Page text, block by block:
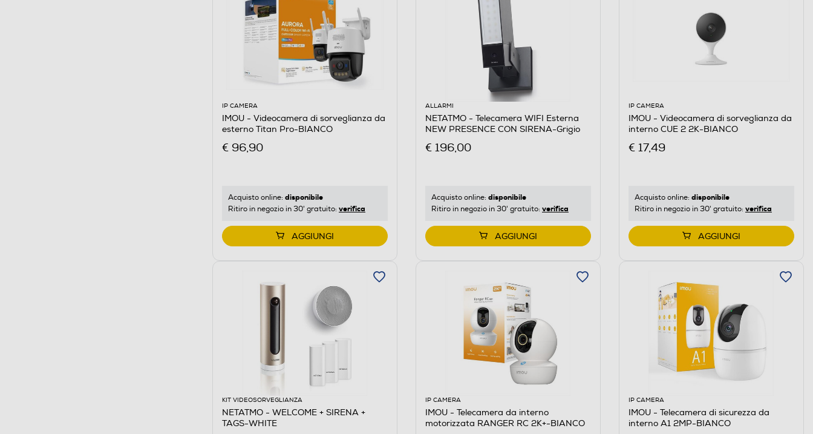
IP CAMERA
IMOU - Videocamera di sorveglianza da
esterno Titan Pro-BIANCO
€ 96,90
Acquisto online: disponibile
Ritiro in negozio in 30' gratuito: verifica
AGGIUNGI
ALLARMI
NETATMO - Telecamera WIFI Esterna
NEW PRESENCE CON SIRENA-Grigio
€ 196,00
Acquisto online: disponibile
Ritiro in negozio in 30' gratuito: verifica
AGGIUNGI
IP CAMERA
IMOU - Videocamera di sorveglianza da
interno CUE 2 2K-BIANCO
€ 17,49
Acquisto online: disponibile
Ritiro in negozio in 30' gratuito: verifica
AGGIUNGI
KIT VIDEOSORVEGLIANZA
NETATMO - WELCOME + SIRENA +
TAGS-WHITE
IP CAMERA
IMOU - Telecamera da interno
motorizzata RANGER RC 2K+-BIANCO
IP CAMERA
IMOU - Telecamera di sicurezza da
interno A1 2MP-BIANCO